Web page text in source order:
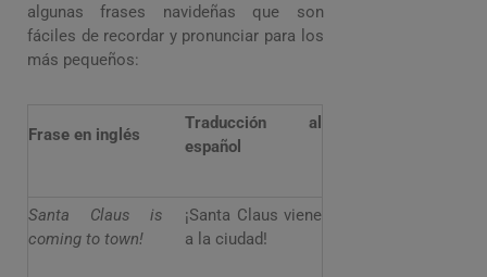
algunas frases navideñas que son
fáciles de recordar y pronunciar para los
más pequeños:
Frase en inglés
Traducción al
español
Santa Claus is
coming to town!
¡Santa Claus viene
a la ciudad!